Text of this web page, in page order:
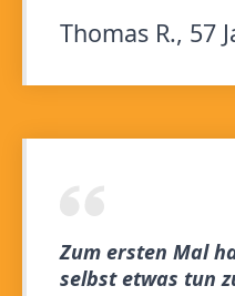
Thomas R., 57
Zum ersten Mal
selbst etwas tun